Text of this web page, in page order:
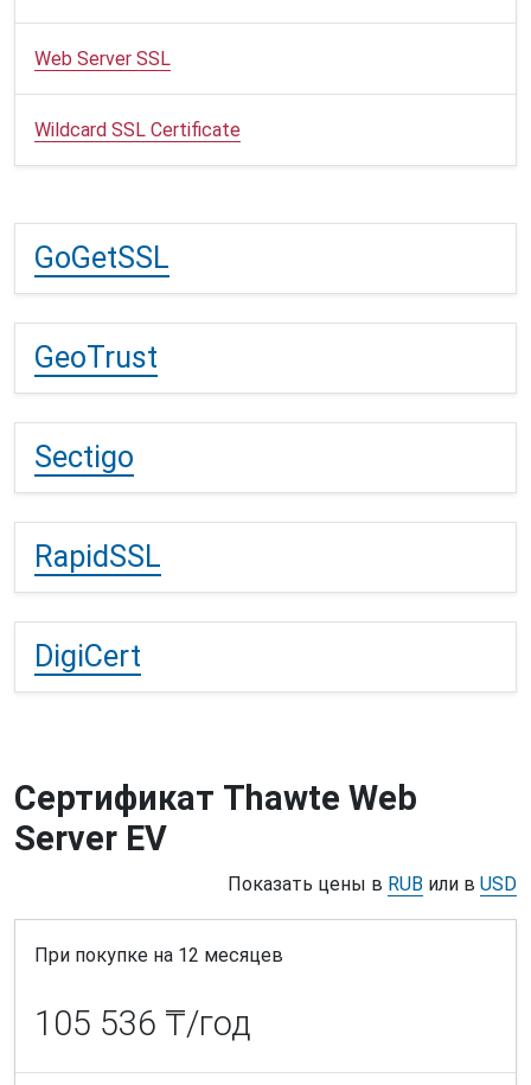
Web Server SSL
Wildcard SSL Certificate
GoGetSSL
GeoTrust
Sectigo
RapidSSL
DigiCert
Сертификат Thawte Web
Server EV
Показать цены в RUB или в USD
При покупке на 12 месяцев
105 536 ₸/год